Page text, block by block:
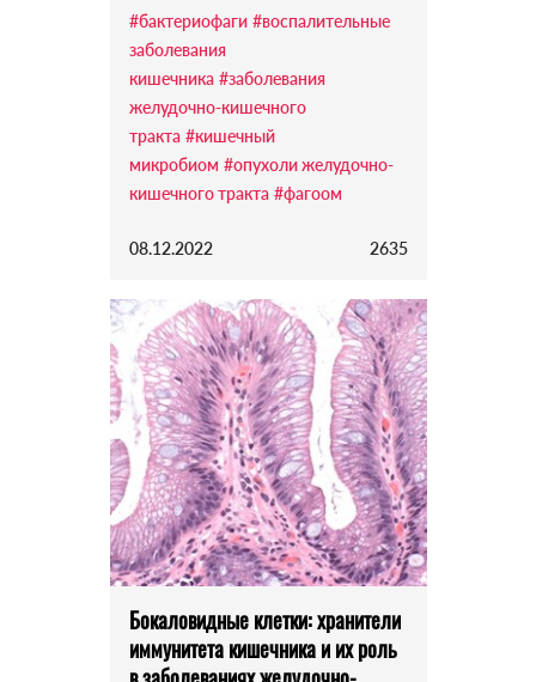
#бактериофаги #воспалительные
заболевания
кишечника #заболевания
желудочно-кишечного
тракта #кишечный
микробиом #опухоли желудочно-
кишечного тракта #фагоом
08.12.2022 2635
Бокаловидные клетки: хранители
иммунитета кишечника и их роль